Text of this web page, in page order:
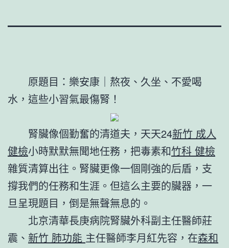
原題目：樂安康｜熬夜、久坐、不愛喝
水，這些小習氣最傷腎！
腎臟像個勤奮的清道夫，天天24新竹 成人
健檢小時默默無聞地任務，把毒素和竹科 健檢
雜質清算出往。腎臟更像一個剛強的后盾，支
撐我們的任務和生涯。但這么主要的臟器，一
旦呈現題目，倒是無聲無息的。
北京清華長庚病院腎臟外科副主任醫師莊
震、 新竹 肺功能 主任醫師李月紅先容，在森和